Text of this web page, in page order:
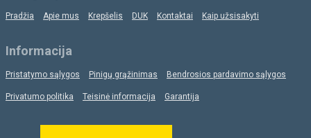
Pradžia Apie mus Krepšelis DUK Kontaktai Kaip užsisakyti
Informacija
Pristatymo sąlygos Pinigų grąžinimas Bendrosios pardavimo sąlygos
Privatumo politika Teisinė informacija Garantija